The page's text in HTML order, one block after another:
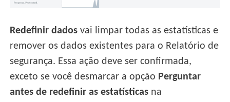
Redefinir dados vai limpar todas as estatísticas e
remover os dados existentes para o Relatório de
segurança. Essa ação deve ser confirmada,
exceto se você desmarcar a opção Perguntar
antes de redefinir as estatísticas na